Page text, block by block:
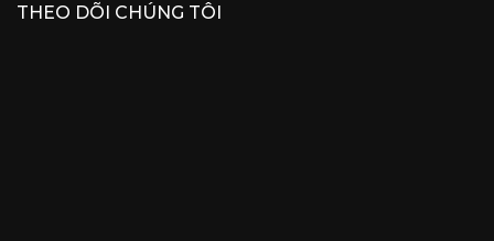
THEO DÕI CHÚNG TÔI